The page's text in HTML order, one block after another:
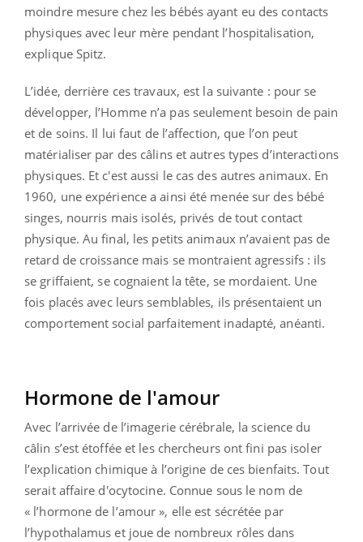
moindre mesure chez les bébés ayant eu des contacts
physiques avec leur mère pendant l’hospitalisation,
explique Spitz.
L’idée, derrière ces travaux, est la suivante : pour se
développer, l’Homme n’a pas seulement besoin de pain
et de soins. Il lui faut de l’affection, que l’on peut
matérialiser par des câlins et autres types d’interactions
physiques. Et c'est aussi le cas des autres animaux. En
1960, une expérience a ainsi été menée sur des bébé
singes, nourris mais isolés, privés de tout contact
physique. Au final, les petits animaux n’avaient pas de
retard de croissance mais se montraient agressifs : ils
se griffaient, se cognaient la tête, se mordaient. Une
fois placés avec leurs semblables, ils présentaient un
comportement social parfaitement inadapté, anéanti.
Hormone de l'amour
Avec l’arrivée de l’imagerie cérébrale, la science du
câlin s’est étoffée et les chercheurs ont fini pas isoler
l’explication chimique à l’origine de ces bienfaits. Tout
serait affaire d'ocytocine. Connue sous le nom de
« l’hormone de l’amour », elle est sécrétée par
l’hypothalamus et joue de nombreux rôles dans